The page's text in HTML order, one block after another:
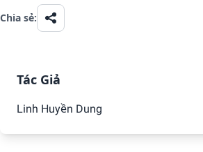
Chia sẻ:
Tác Giả
Linh Huyền Dung